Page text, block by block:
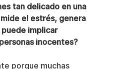
tan delicado en una
el estrés, genera
implicar
inocentes?
porque muchas